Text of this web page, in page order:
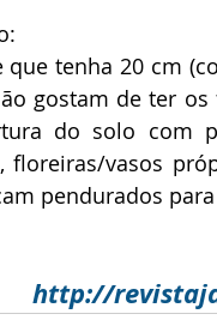
que tenha 20 cm
gostam de ter
do solo com
floreiras/vasos
pendurados
http://